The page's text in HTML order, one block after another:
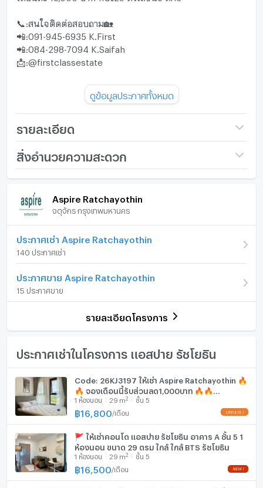
📞:สนใจติดต่อสอบถาม🏡
📲:091-945-6935 K.First
📲:084-298-7094 K.Saifah
📩:@firstclassestate
🌇First Class Estate มือ 1 บริหารงานมืออาชีพ รับฝาก
เช่า ฝากขาย อสังหาริมทรัพย์ทั่วกรุงเทพ ฯ และปริมณฑล✨
ดูข้อมูลประกาศทั้งหมด
รายละเอียด
ชื่อโครงการ Aspire Ratchayothin
/ เดือน
เงินมัดจำ/ประกัน
รูปแบบห้อง
ทิศทางห้อง
จำนวนห้องน้ำ 1 ห้องน้ำ
ขนาดพื้นที่ห้อง
สิ่งอำนวยความสะดวก
ภายในห้อง ภายในโครงการ
เฟอร์นิเจอร์
โทรศัพท์บ้าน
เครื่องทำน้ำร้อน/น้ำอุ่น
ประตูห้องระบบ digital lock
ตู้เย็น
เครื่องดูดควัน
มีอินเตอร์เน็ตไร้สาย (Wi-Fi) ในห้องพัก
เครื่องซักผ้า
Aspire Ratchayothin
จตุจักร กรุงเทพมหานคร
ประกาศเช่า Aspire Ratchayothin
140 ประกาศเช่า
ประกาศขาย Aspire Ratchayothin
15 ประกาศขาย
รายละเอียดโครงการ
ประกาศเช่าในโครงการ แอสปาย รัชโยธิน
Code: 26KJ3197 ให้เช่า Aspire Ratchayothin 🔥
🔥 จองเดือนนี้รับส่วนลด1,000บาท 🔥🔥
@kjcondo (มี@ข้างหน้าด้วยนะคะ)
1 ห้องนอน 29 m2 ชั้น 5
฿16,800 /เดือน
🚩 ให้เช่าคอนโด แอสปาย รัชโยธิน อาคาร A ชั้น 5 1
ห้องนอน ขนาด 29 ตรม ใกล้ ใกล้ BTS รัชโยธิน
1 ห้องนอน 29 m2 ชั้น 5
฿16,500 /เดือน